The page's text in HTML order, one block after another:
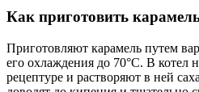
Как приготовить
Приготовляют карамель путем
его охлаждения до 70°С. В котел
рецептуре и растворяют в ней